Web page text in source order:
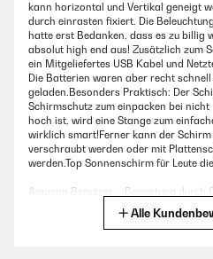
kann horizontal und Vertikal geneigt
durch einrasten fixiert. Die
hatte erst Bedanken, dass es zu billig
absolut high end aus! Zusätzlich zum
ein Mitgeliefertes USB Kabel und
Die Batterien waren aber recht
geladen.Besonders Praktisch: Der
Schirmschutz zum einpacken bei
hoch ist, wird eine Stange zum
wirklich smart!Ferner kann der
verschraubt werden oder mit
werden.Top Sonnenschirm für Leute
Amazon Benutzer – Bewertung durch
eigenständig überprüftAlle